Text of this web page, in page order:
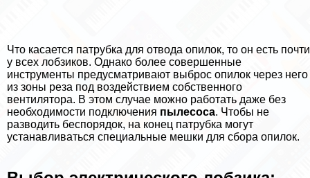
Что касается патрубка для отвода опилок, то он есть почти
у всех лобзиков. Однако более совершенные
инструменты предусматривают выброс опилок через него
из зоны реза под воздействием собственного
вентилятора. В этом случае можно работать даже без
необходимости подключения пылесоса. Чтобы не
разводить беспорядок, на конец патрубка могут
устанавливаться специальные мешки для сбора опилок.